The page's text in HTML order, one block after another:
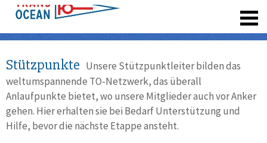
Stützpunkte Unsere Stützpunktleiter bilden das
weltumspannende TO-Netzwerk, das überall
Anlaufpunkte bietet, wo unsere Mitglieder auch vor Anker
gehen. Hier erhalten sie bei Bedarf Unterstützung und
Hilfe, bevor die nächste Etappe ansteht.